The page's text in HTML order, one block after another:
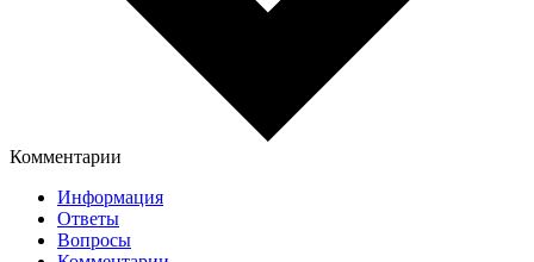
Комментарии
Информация
Ответы
Вопросы